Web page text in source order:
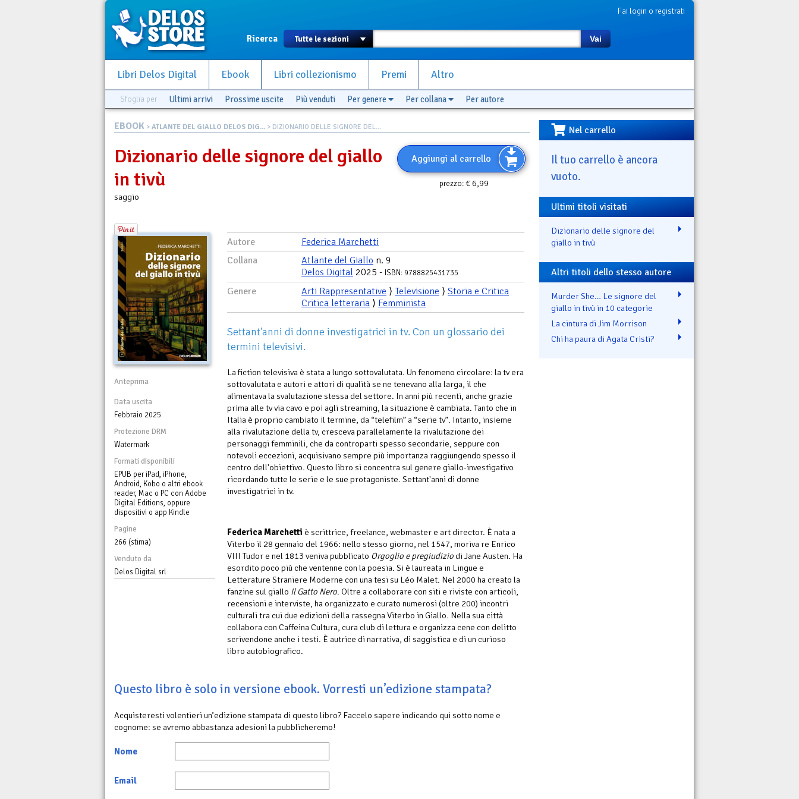
Fai login o registrati
Ricerca Vai
Libri Delos Digital Ebook Libri collezionismo Premi Altro
Sfoglia per Ultimi arrivi Prossime uscite Più venduti Per genere Per collana Per autore
EBOOK > ATLANTE DEL GIALLO DELOS DIG... > DIZIONARIO DELLE SIGNORE DEL...
Aggiungi al carrello
prezzo:€ 6,99
Dizionario delle signore del giallo
in tivù
saggio
Anteprima
Data uscita
Febbraio 2025
Protezione DRM
Watermark
Formati disponibili
EPUB per iPad, iPhone,
Android, Kobo o altri ebook
reader, Mac o PC con Adobe
Digital Editions, oppure
dispositivi o app Kindle
Pagine
266 (stima)
Venduto da
Delos Digital srl
Autore
Federica Marchetti
Collana
Atlante del Giallo n. 9
Delos Digital 2025 - ISBN: 9788825431735
Genere Arti Rappresentative ⟩ Televisione ⟩ Storia e Critica
Critica letteraria ⟩ Femminista
Settant'anni di donne investigatrici in tv. Con un glossario dei
termini televisivi.
La fiction televisiva è stata a lungo sottovalutata. Un fenomeno circolare: la tv era
sottovalutata e autori e attori di qualità se ne tenevano alla larga, il che
alimentava la svalutazione stessa del settore. In anni più recenti, anche grazie
prima alle tv via cavo e poi agli streaming, la situazione è cambiata. Tanto che in
Italia è proprio cambiato il termine, da “telefilm” a “serie tv”. Intanto, insieme
alla rivalutazione della tv, cresceva parallelamente la rivalutazione dei
personaggi femminili, che da controparti spesso secondarie, seppure con
notevoli eccezioni, acquisivano sempre più importanza raggiungendo spesso il
centro dell'obiettivo. Questo libro si concentra sul genere giallo-investigativo
ricordando tutte le serie e le sue protagoniste. Settant'anni di donne
investigatrici in tv.
Federica Marchetti è scrittrice, freelance, webmaster e art director. È nata a
Viterbo il 28 gennaio del 1966: nello stesso giorno, nel 1547, moriva re Enrico
VIII Tudor e nel 1813 veniva pubblicato Orgoglio e pregiudiziodi Jane Austen. Ha
esordito poco più che ventenne con la poesia. Si è laureata in Lingue e
Letterature Straniere Moderne con una tesi su Léo Malet. Nel 2000 ha creato la
fanzine sul giallo Il Gatto Nero. Oltre a collaborare con siti e riviste con articoli,
recensioni e interviste, ha organizzato e curato numerosi (oltre 200) incontri
culturali tra cui due edizioni della rassegna Viterbo in Giallo. Nella sua città
collabora con Caffeina Cultura, cura club di lettura e organizza cene con delitto
scrivendone anche i testi. È autrice di narrativa, di saggistica e di un curioso
libro autobiografico.
Questo libro è solo in versione ebook. Vorresti un’edizione stampata?
Acquisteresti volentieri un’edizione stampata di questo libro? Faccelo sapere indicando qui sotto nome e
cognome: se avremo abbastanza adesioni la pubblicheremo!
Nome
Email
Nel carrello
Il tuo carrello è ancora
vuoto.
Ultimi titoli visitati
Dizionario delle signore del
giallo in tivù
Altri titoli dello stesso autore
Murder She… Le signore del
giallo in tivù in 10 categorie
La cintura di Jim Morrison
Chi ha paura di Agata Cristi?